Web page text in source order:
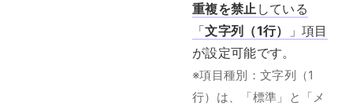
重複を禁止 している
「文字列（1行）
」項目
が設定可能です。
※項目種別：文字列（1
行）は、「標準」と「メ